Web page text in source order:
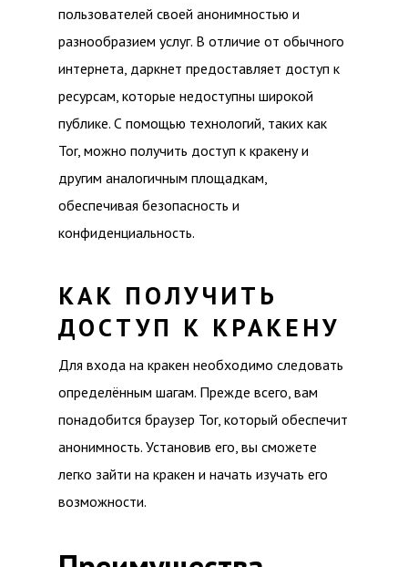
пользователей своей анонимностью и
разнообразием услуг. В отличие от обычного
интернета, даркнет предоставляет доступ к
ресурсам, которые недоступны широкой
публике. С помощью технологий, таких как
Tor, можно получить доступ к кракену и
другим аналогичным площадкам,
обеспечивая безопасность и
конфиденциальность.
КАК ПОЛУЧИТЬ
ДОСТУП К КРАКЕНУ
Для входа на кракен необходимо следовать
определённым шагам. Прежде всего, вам
понадобится браузер Tor, который обеспечит
анонимность. Установив его, вы сможете
легко зайти на кракен и начать изучать его
возможности.